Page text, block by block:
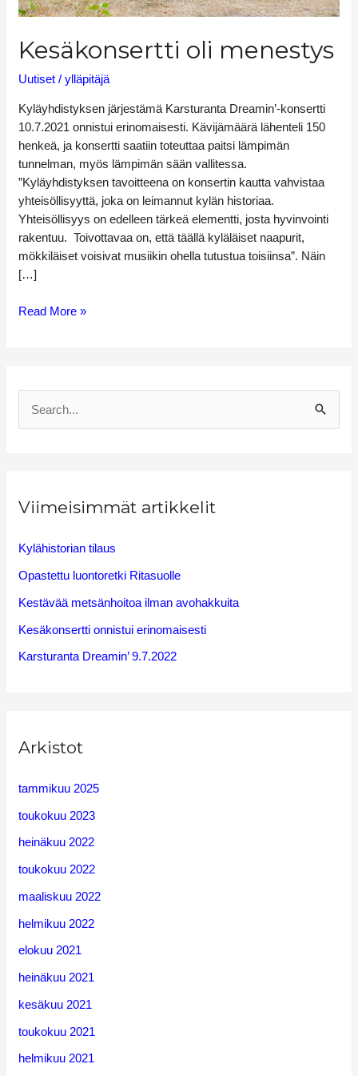
Kesäkonsertti oli menestys
Uutiset /ylläpitäjä
Kyläyhdistyksen järjestämä Karsturanta Dreamin’-konsertti
10.7.2021 onnistui erinomaisesti. Kävijämäärä lähenteli 150
henkeä, ja konsertti saatiin toteuttaa paitsi lämpimän
tunnelman, myös lämpimän sään vallitessa.
”Kyläyhdistyksen tavoitteena on konsertin kautta vahvistaa
yhteisöllisyyttä, joka on leimannut kylän historiaa.
Yhteisöllisyys on edelleen tärkeä elementti, josta hyvinvointi
rakentuu. Toivottavaa on, että täällä kyläläiset naapurit,
mökkiläiset voisivat musiikin ohella tutustua toisiinsa”. Näin
[…]
Read More »
c
o
r
:
Viimeisimmät artikkelit
Kylähistorian tilaus
Opastettu luontoretki Ritasuolle
Kestävää metsänhoitoa ilman avohakkuita
Kesäkonsertti onnistui erinomaisesti
Karsturanta Dreamin’ 9.7.2022
Arkistot
tammikuu 2025
toukokuu 2023
heinäkuu 2022
toukokuu 2022
maaliskuu 2022
helmikuu 2022
elokuu 2021
heinäkuu 2021
kesäkuu 2021
toukokuu 2021
helmikuu 2021